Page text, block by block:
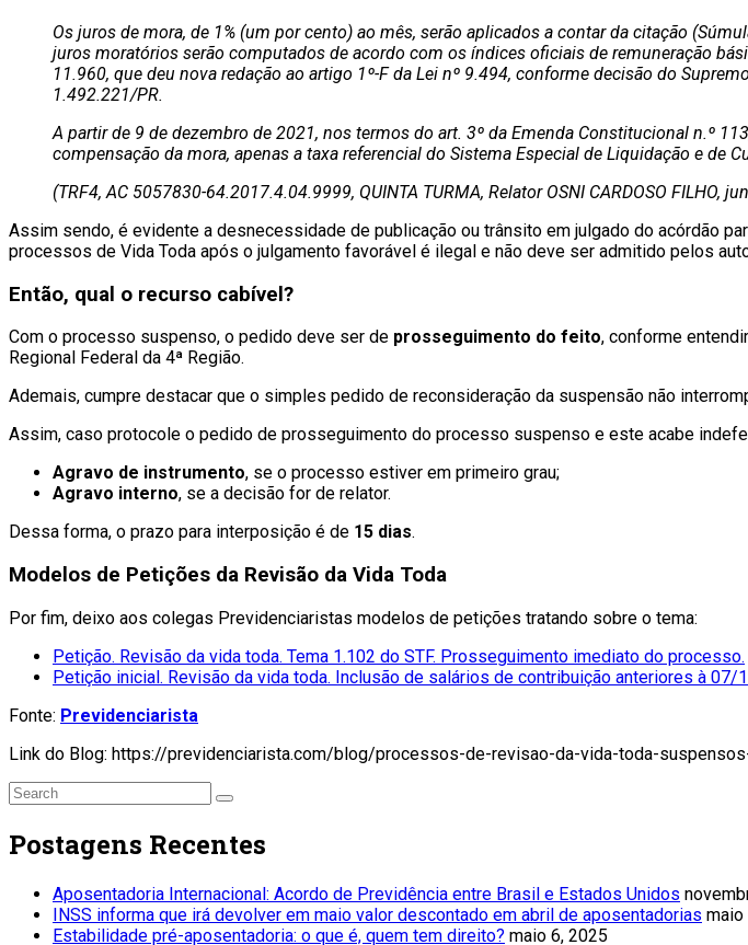
Os juros de mora, de 1% (um por cento) ao mês, serão aplicados a contar da citação
juros moratórios serão computados de acordo com os índices oficiais de remuneração
11.960, que deu nova redação ao artigo 1º-F da Lei nº 9.494, conforme decisão do
1.492.221/PR.
A partir de 9 de dezembro de 2021, nos termos do art. 3º da Emenda Constitucional n.º
compensação da mora, apenas a taxa referencial do Sistema Especial de Liquidação e de
(TRF4, AC 5057830-64.2017.4.04.9999, QUINTA TURMA, Relator OSNI CARDOSO FILHO,
Assim sendo, é evidente a desnecessidade de publicação ou trânsito em julgado do acórdão
processos de Vida Toda após o julgamento favorável é ilegal e não deve ser admitido pelos
Então, qual o recurso cabível?
Com o processo suspenso, o pedido deve ser de prosseguimento do feito, conforme
Regional Federal da 4ª Região.
Ademais, cumpre destacar que o simples pedido de reconsideração da suspensão não
Assim, caso protocole o pedido de prosseguimento do processo suspenso e este acabe
Agravo de instrumento, se o processo estiver em primeiro grau;
Agravo interno, se a decisão for de relator.
Dessa forma, o prazo para interposição é de 15 dias.
Modelos de Petições da Revisão da Vida Toda
Por fim, deixo aos colegas Previdenciaristas modelos de petições tratando sobre o tema:
Petição. Revisão da vida toda. Tema 1.102 do STF. Prosseguimento imediato do processo.
Petição inicial. Revisão da vida toda. Inclusão de salários de contribuição anteriores à 07/
Fonte: Previdenciarista
Link do Blog: https://previdenciarista.com/blog/processos-de-revisao-da-vida-toda-
Postagens Recentes
Aposentadoria Internacional: Acordo de Previdência entre Brasil e Estados Unidos
INSS informa que irá devolver em maio valor descontado em abril de aposentadorias maio
Estabilidade pré-aposentadoria: o que é, quem tem direito? maio 6, 2025